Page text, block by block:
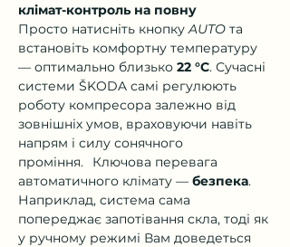
клімат-контроль на повну
Просто натисніть кнопку AUTO та
встановіть комфортну температуру
— оптимально близько 22 °C. Сучасні
системи ŠKODA самі регулюють
роботу компресора залежно від
зовнішніх умов, враховуючи навіть
напрям і силу сонячного
проміння.⠀Ключова перевага
автоматичного клімату — безпека.
Наприклад, система сама
попереджає запотівання скла, тоді як
у ручному режимі Вам доведеться